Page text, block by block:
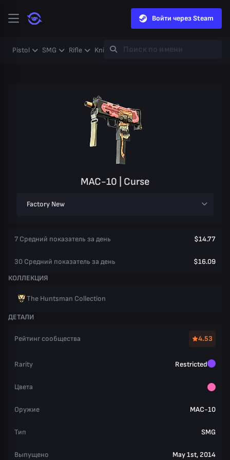
Войти через Steam
Pistol SMG Rifle Knife Gloves Heavy
MAC-10 | Curse
Factory New
7 Средний показатель за день $14.77
30 Средний показатель за день
$16.09
КОЛЛЕКЦИЯ
The Huntsman Collection
ДЕТАЛИ
Рейтинг сообщества 4.53
Rarity Restricted
Цвета
Оружие MAC-10
Тип SMG
Выпущено May 1st, 2014